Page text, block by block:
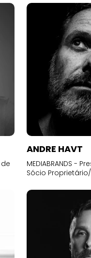
ANDRE HAVT
MEDIABRANDS -
Sócio